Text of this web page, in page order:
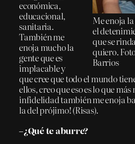
Me enoja
el
que se
quiero.
Barrios
económica,
educacional,
sanitaria.
También me
enoja mucho la
gente que es
implacable y
que cree que todo el mundo
ellos, creo que eso es lo que más
infidelidad también me enoja
la del prójimo! (Risas).
–¿Qué te aburre?